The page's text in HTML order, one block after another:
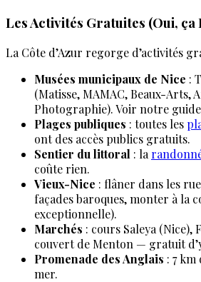
Les Activités Gratuites (Oui, ça
La Côte d’Azur regorge d’activités
Musées municipaux de Nice :
(Matisse, MAMAC, Beaux-Arts,
Photographie). Voir notre
Plages publiques : toutes les
ont des accès publics gratuits.
Sentier du littoral : la
coûte rien.
Vieux-Nice : flâner dans les
façades baroques, monter à la
exceptionnelle).
Marchés : cours Saleya (Nice),
couvert de Menton — gratuit
Promenade des Anglais : 7 km
mer.